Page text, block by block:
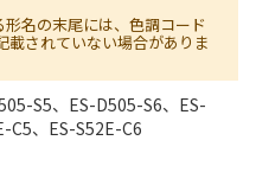
名の末尾には、色調コード
載されていない場合がありま
S5、ES-D505-S6、ES-
C5、ES-S52E-C6